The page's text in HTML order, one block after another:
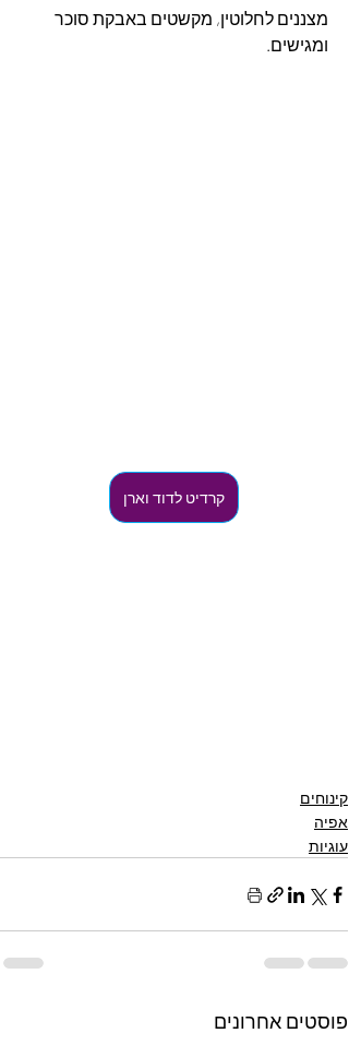
מצננים לחלוטין, מקשטים באבקת סוכר
ומגישים.
קרדיט לדוד וארן
קינוחים
אפיה
עוגיות
פוסטים אחרונים